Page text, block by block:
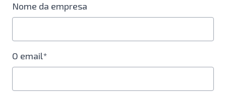
Nome da empresa
O email*